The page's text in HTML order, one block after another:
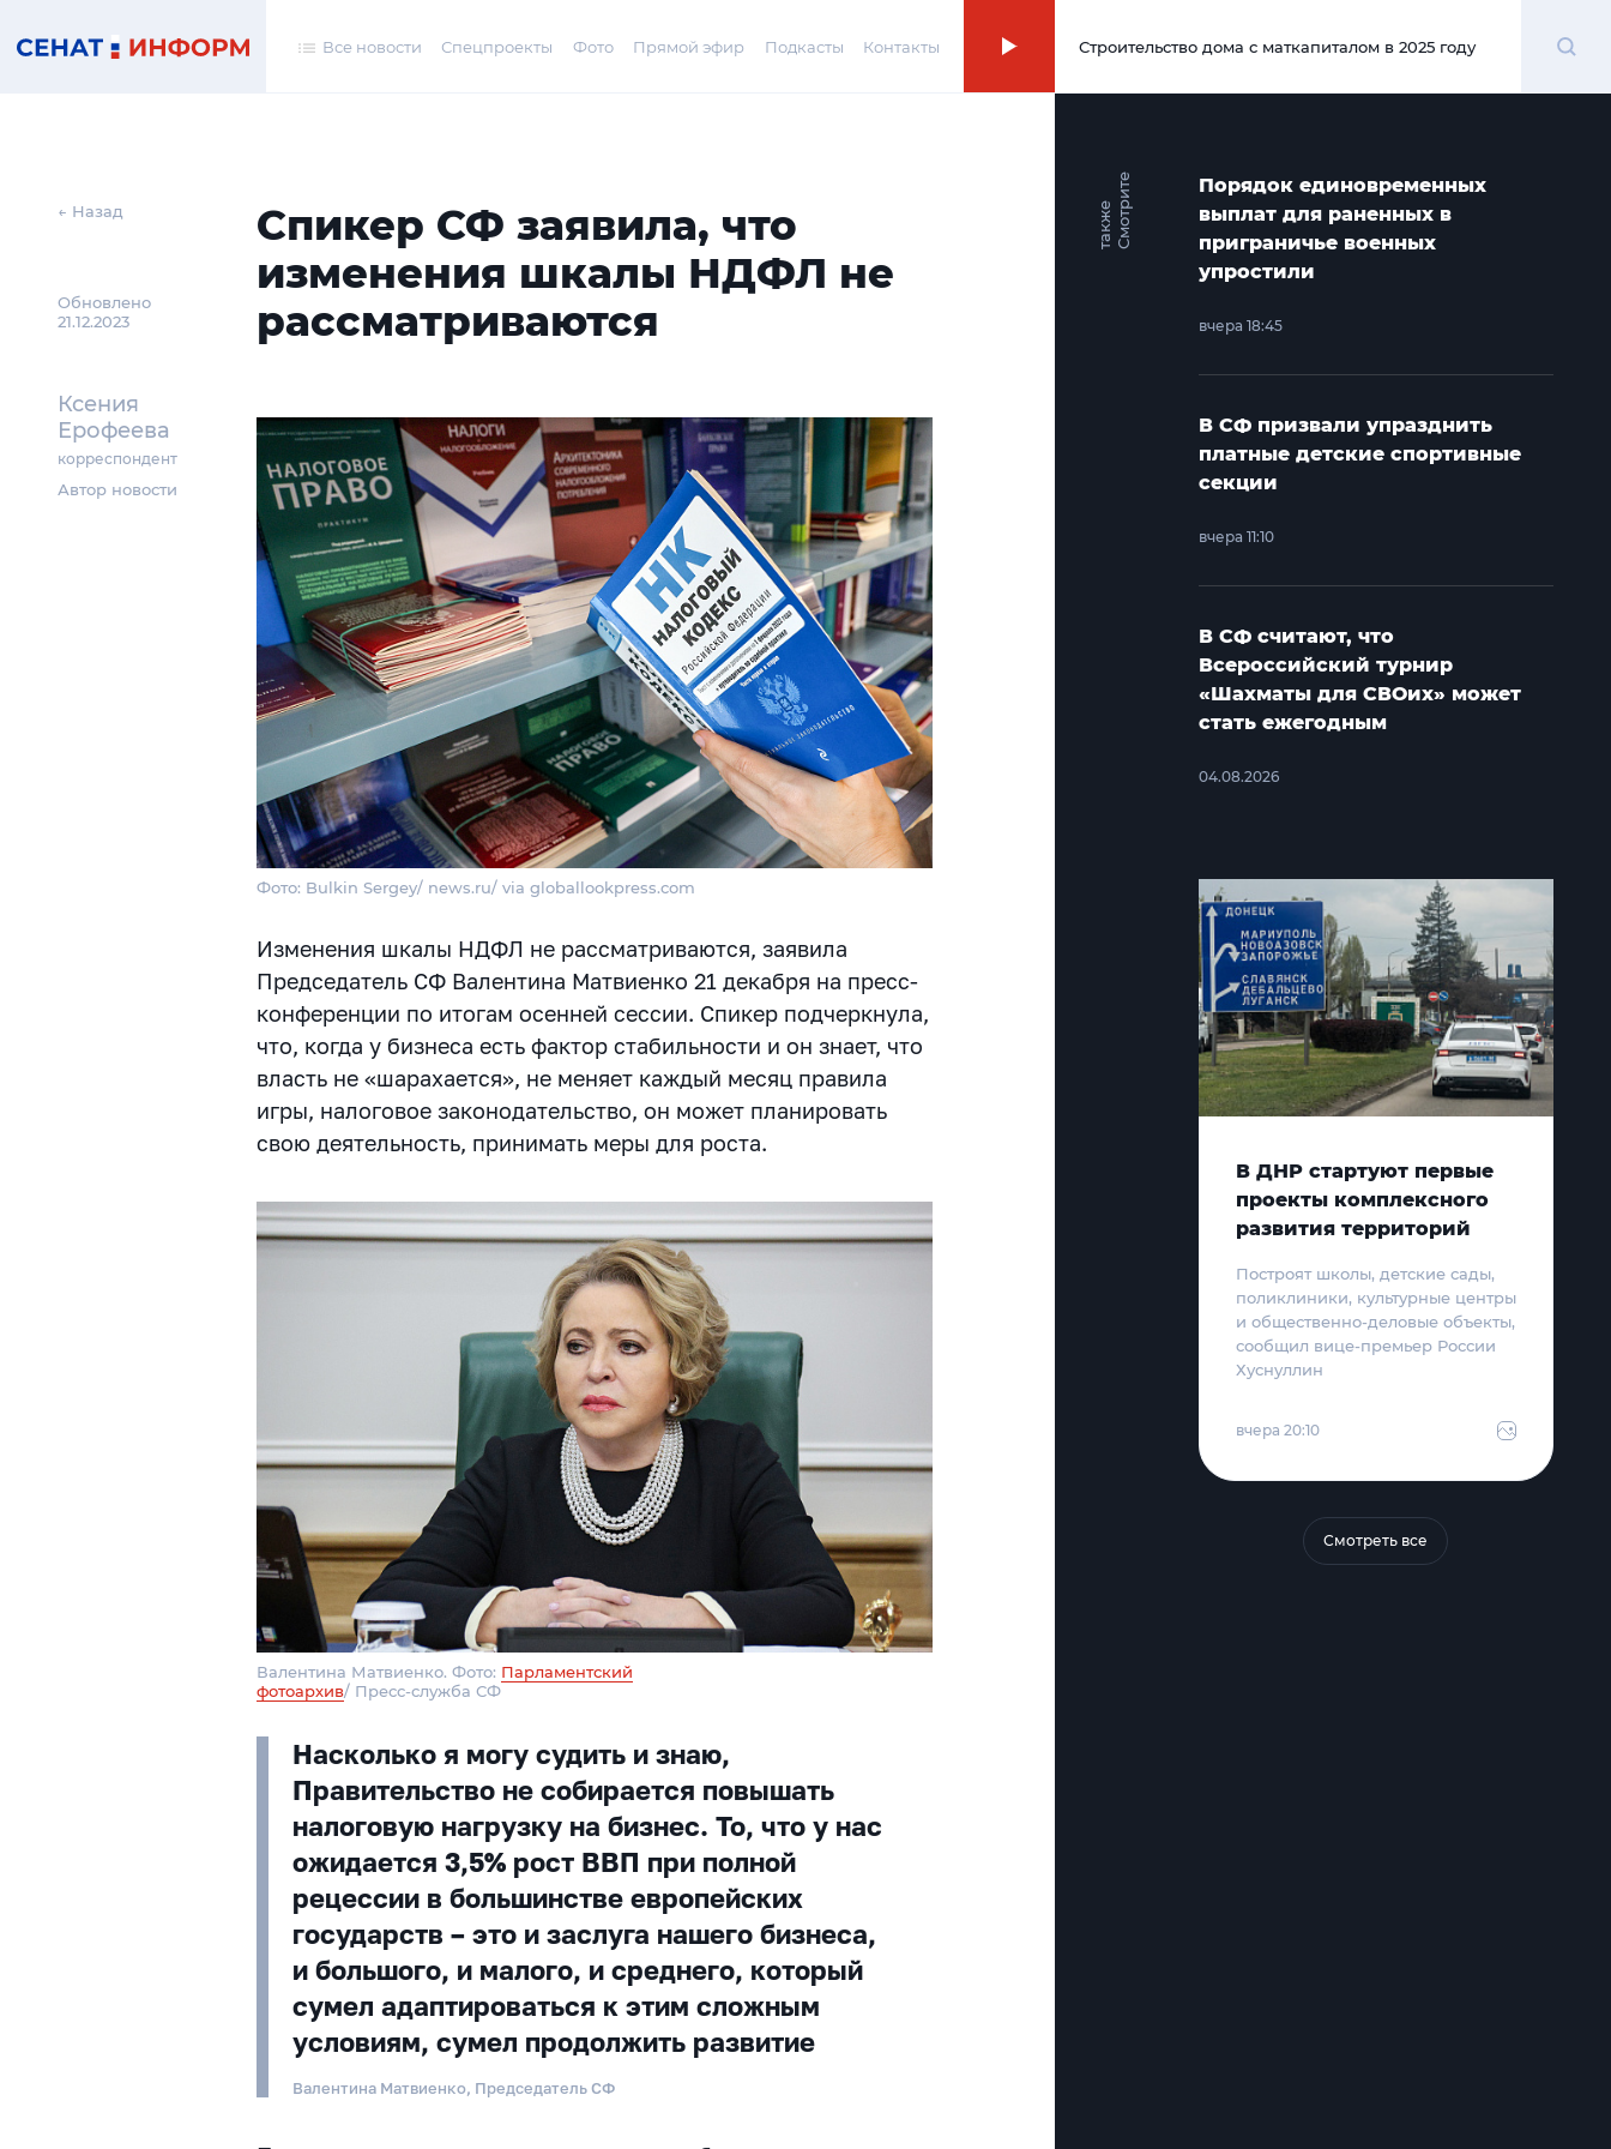
Все новости Спецпроекты Фото Прямой эфир Подкасты Контакты 00:00
Строительство дома с маткапиталом в 2025 году
← Назад
Обновлено
21.12.2023
Ксения
Ерофеева
корреспондент
Автор новости
Спикер СФ заявила, что
изменения шкалы НДФЛ не
рассматриваются
Фото: Bulkin Sergey/ news.ru/ via globallookpress.com
Изменения шкалы НДФЛ не рассматриваются, заявила
Председатель СФ Валентина Матвиенко 21 декабря на пресс-
конференции по итогам осенней сессии. Спикер подчеркнула,
что, когда у бизнеса есть фактор стабильности и он знает, что
власть не «шарахается», не меняет каждый месяц правила
игры, налоговое законодательство, он может планировать
свою деятельность, принимать меры для роста.
Валентина Матвиенко. Фото: Парламентский
фотоархив/ Пресс-служба СФ
Насколько я могу судить и знаю,
Правительство не собирается повышать
налоговую нагрузку на бизнес. То, что у нас
ожидается 3,5% рост ВВП при полной
рецессии в большинстве европейских
государств – это и заслуга нашего бизнеса,
и большого, и малого, и среднего, который
сумел адаптироваться к этим сложным
условиям, сумел продолжить развитие
Валентина Матвиенко, Председатель СФ
С
м
о
т
р и
т
е
т
а
к
ж
е
Порядок единовременных
выплат для раненных в
приграничье военных
упростили
вчера 18:45
В СФ призвали упразднить
платные детские спортивные
секции
вчера 11:10
В СФ считают, что
Всероссийский турнир
«Шахматы для СВОих» может
стать ежегодным
04.08.2026
В ДНР стартуют первые
проекты комплексного
развития территорий
Построят школы, детские сады,
поликлиники, культурные центры
и общественно-деловые объекты,
сообщил вице-премьер России
Хуснуллин
вчера 20:10
Смотреть все